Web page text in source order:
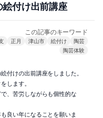
付け出前講座
この記事のキーワード
正月 津山市 絵付け
陶芸
陶芸体験
付けの出前講座をしました。
します。
、苦労しながらも個性的な
良い年になることを願いま